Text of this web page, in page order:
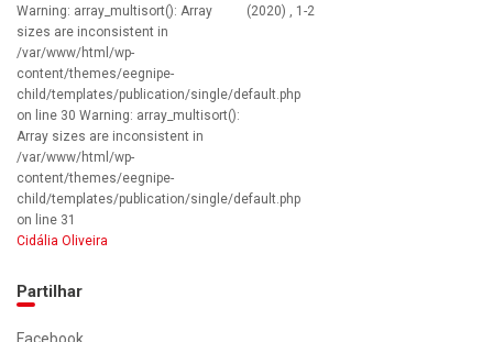
Warning: array_multisort(): Array
sizes are inconsistent in
/var/www/html/wp-
content/themes/eegnipe-
child/templates/publication/single/default.php
on line 30 Warning: array_multisort():
Array sizes are inconsistent in
/var/www/html/wp-
content/themes/eegnipe-
child/templates/publication/single/default.php
on line 31
Cidália Oliveira
(2020) , 1-2
Partilhar
Facebook